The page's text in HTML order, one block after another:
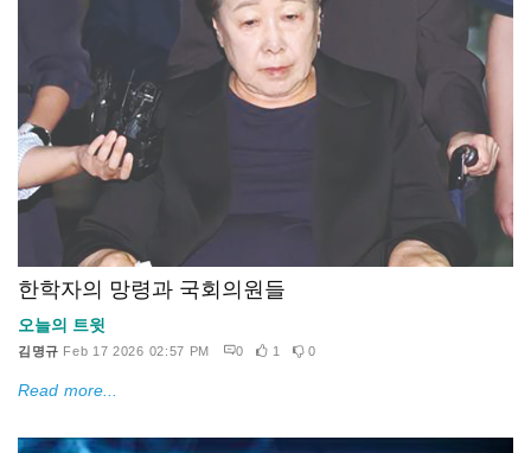
한학자의 망령과 국회의원들
오늘의 트윗
김명규 Feb 17 2026 02:57 PM 0 1 0
Read more...